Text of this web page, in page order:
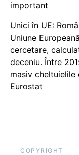
important
Unici în UE:
Uniune
cercetare,
deceniu. Între
masiv
Eurostat
COPYRIGHT